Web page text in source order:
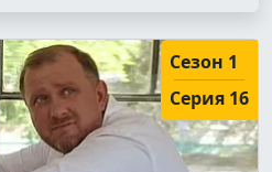
Сезон 1
Серия 16